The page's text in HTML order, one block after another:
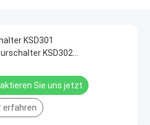
KSD301
KSD302
Sie uns jetzt
erfahren